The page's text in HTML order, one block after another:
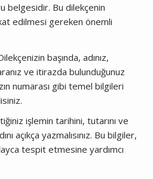
belgesidir. Bu dilekçenin
edilmesi gereken önemli
başında, adınız,
ve itirazda bulunduğunuz
numarası gibi temel bilgileri
işlemin tarihini, tutarını ve
açıkça yazmalısınız. Bu bilgiler,
tespit etmesine yardımcı